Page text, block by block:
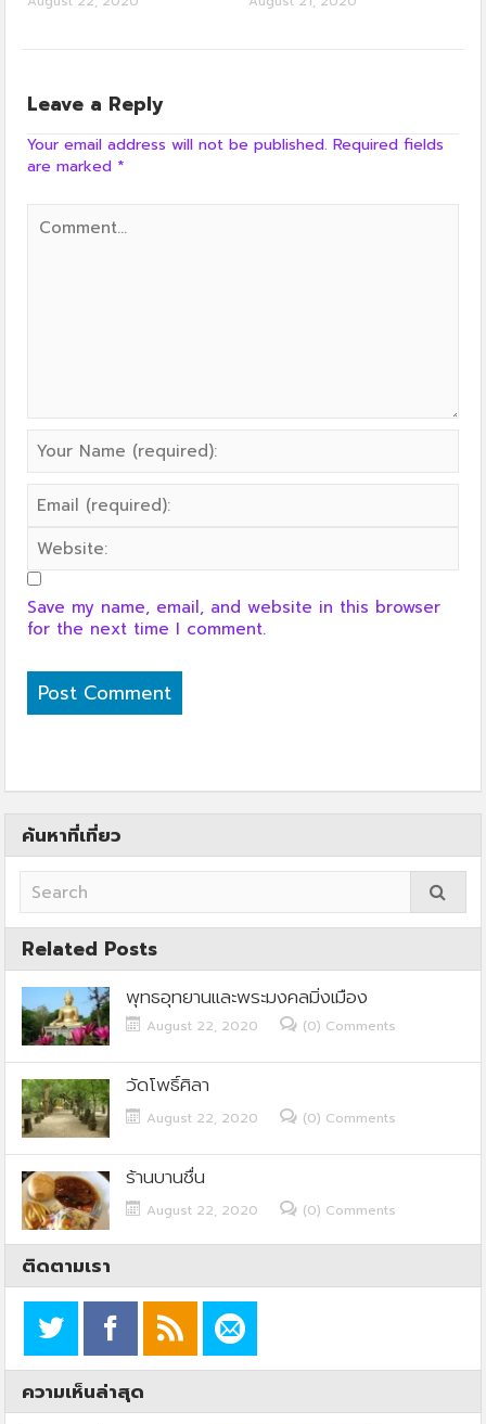
Leave a Reply
Your email address will not be published. Required fields
are marked *
Save my name, email, and website in this browser
for the next time I comment.
ค้นหาที่เที่ยว
Related Posts
พุทธอุทยานและพระมงคลมิ่งเมือง
August 22, 2020 (0) Comments
วัดโพธิ์ศิลา
August 22, 2020 (0) Comments
ร้านบานชื่น
August 22, 2020 (0) Comments
ติดตามเรา
ความเห็นล่าสุด